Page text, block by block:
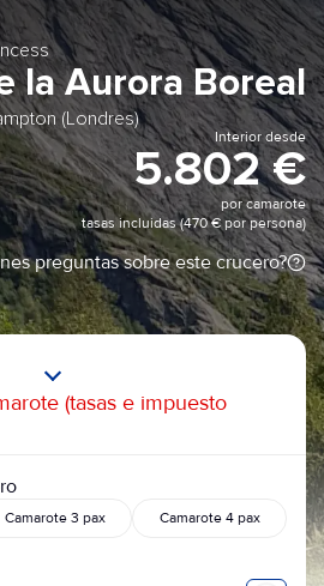
la Aurora Boreal
(Londres)
Interior desde
5.802 €
por camarote
tasas incluidas (470 € por persona)
preguntas sobre este crucero?
(tasas e impuesto
Camarote 3 pax Camarote 4 pax